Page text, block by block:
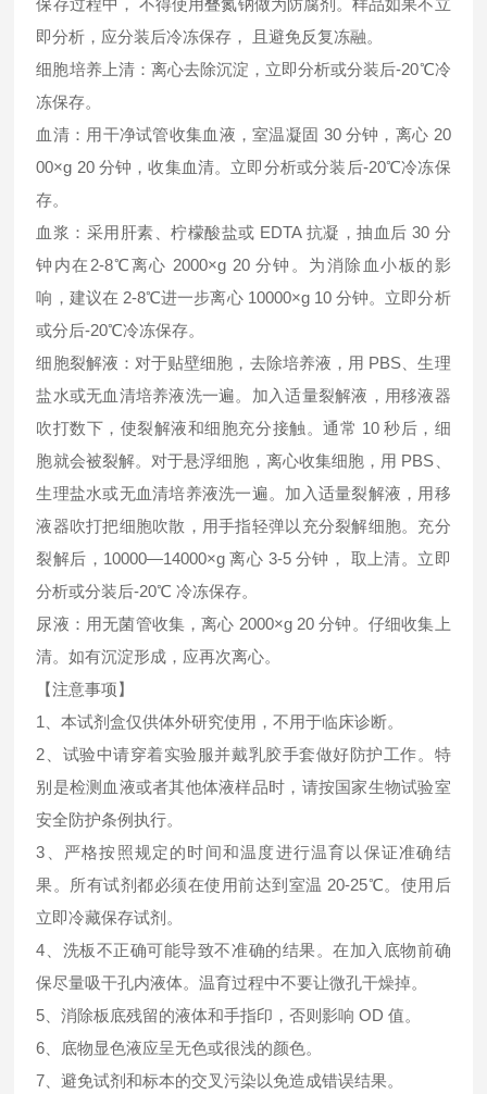
保存过程中， 不得使用叠氮钠做为防腐剂。样品如果不立
即分析，应分装后冷冻保存， 且避免反复冻融。
细胞培养上清：离心去除沉淀，立即分析或分装后-20℃冷
冻保存。
血清：用干净试管收集血液，室温凝固 30 分钟，离心 20
00×g 20 分钟，收集血清。立即分析或分装后-20℃冷冻保
存。
血浆：采用肝素、柠檬酸盐或 EDTA 抗凝，抽血后 30 分
钟内在2-8℃离心 2000×g 20 分钟。为消除血小板的影
响，建议在 2-8℃进一步离心 10000×g 10 分钟。立即分析
或分后-20℃冷冻保存。
细胞裂解液：对于贴壁细胞，去除培养液，用 PBS、生理
盐水或无血清培养液洗一遍。加入适量裂解液，用移液器
吹打数下，使裂解液和细胞充分接触。通常 10 秒后，细
胞就会被裂解。对于悬浮细胞，离心收集细胞，用 PBS、
生理盐水或无血清培养液洗一遍。加入适量裂解液，用移
液器吹打把细胞吹散，用手指轻弹以充分裂解细胞。充分
裂解后，10000—14000×g 离心 3-5 分钟， 取上清。立即
分析或分装后-20℃ 冷冻保存。
尿液：用无菌管收集，离心 2000×g 20 分钟。仔细收集上
清。如有沉淀形成，应再次离心。
【注意事项】
1、本试剂盒仅供体外研究使用，不用于临床诊断。
2、试验中请穿着实验服并戴乳胶手套做好防护工作。特
别是检测血液或者其他体液样品时，请按国家生物试验室
安全防护条例执行。
3、严格按照规定的时间和温度进行温育以保证准确结
果。所有试剂都必须在使用前达到室温 20-25℃。使用后
立即冷藏保存试剂。
4、洗板不正确可能导致不准确的结果。在加入底物前确
保尽量吸干孔内液体。温育过程中不要让微孔干燥掉。
5、消除板底残留的液体和手指印，否则影响 OD 值。
6、底物显色液应呈无色或很浅的颜色。
7、避免试剂和标本的交叉污染以免造成错误结果。